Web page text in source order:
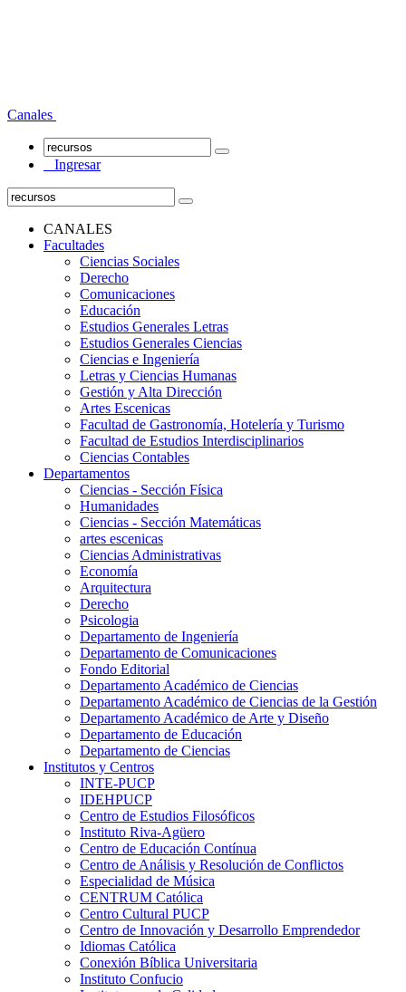
Canales
Ingresar
CANALES
Facultades
Ciencias Sociales
Derecho
Comunicaciones
Educación
Estudios Generales Letras
Estudios Generales Ciencias
Ciencias e Ingeniería
Letras y Ciencias Humanas
Gestión y Alta Dirección
Artes Escenicas
Facultad de Gastronomía, Hotelería y Turismo
Facultad de Estudios Interdisciplinarios
Ciencias Contables
Departamentos
Ciencias - Sección Física
Humanidades
Ciencias - Sección Matemáticas
artes escenicas
Ciencias Administrativas
Economía
Arquitectura
Derecho
Psicologia
Departamento de Ingeniería
Departamento de Comunicaciones
Fondo Editorial
Departamento Académico de Ciencias
Departamento Académico de Ciencias de la Gestión
Departamento Académico de Arte y Diseño
Departamento de Educación
Departamento de Ciencias
Institutos y Centros
INTE-PUCP
IDEHPUCP
Centro de Estudios Filosóficos
Instituto Riva-Agüero
Centro de Educación Contínua
Centro de Análisis y Resolución de Conflictos
Especialidad de Música
CENTRUM Católica
Centro Cultural PUCP
Centro de Innovación y Desarrollo Emprendedor
Idiomas Católica
Conexión Bíblica Universitaria
Instituto Confucio